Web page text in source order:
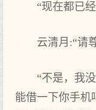
“现在都已
云清月:“请
“不是，我
能借一下你手机